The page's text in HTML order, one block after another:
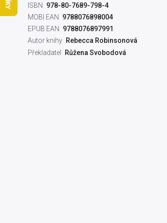
ISBN
978-80-7689-798-4
MOBI EAN
9788076898004
EPUB EAN
9788076897991
Autor knihy Rebecca Robinsonová
Překladatel Růžena Svobodová